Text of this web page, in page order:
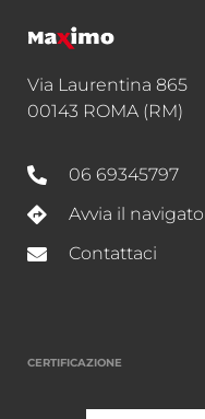
Via Laurentina 865
00143 ROMA (RM)
06 69345797
Avvia il
Contattaci
CERTIFICAZIONE